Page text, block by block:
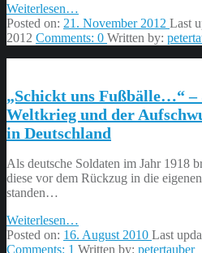
Weiterlesen“Stolpersteine
sind
wie
Strudel
der
Zeit”
…
Posted on: 21. November 2012 Last
2012 Comments: 0 Written by:
„Schickt uns Fußbälle…“
Weltkrieg und der
in Deutschland
Als deutsche Soldaten im Jahr 1918
diese vor dem Rückzug in die
standen…
Weiterlesen
uns
Fußbälle…“
…
Posted on: 16. August 2010 Last
Comments: 1 Written by: petertauber